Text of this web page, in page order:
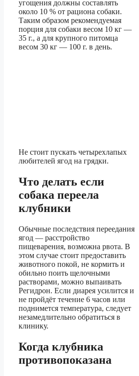
угощения должны составлять
около 10 % от рациона собаки.
Таким образом рекомендуемая
порция для собаки весом 10 кг —
35 г., а для крупного питомца
весом 30 кг — 100 г. в день.
Не стоит пускать четырехлапых
любителей ягод на грядки.
Что делать если
собака переела
клубники
Обычные последствия переедания
ягод — расстройство
пищеварения, возможна рвота. В
этом случае стоит предоставить
животного покой, не кормить и
обильно поить щелочными
растворами, можно выпаивать
Регидрон. Если диарея усилится и
не пройдёт течение 6 часов или
поднимется температура, следует
незамедлительно обратиться в
клинику.
Когда клубника
противопоказана